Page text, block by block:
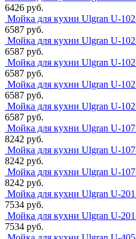
6426 руб.
Мойка для кухни Ulgran U-
6587 руб.
Мойка для кухни Ulgran U-
6587 руб.
Мойка для кухни Ulgran U-
6587 руб.
Мойка для кухни Ulgran U-
6587 руб.
Мойка для кухни Ulgran U-
6587 руб.
Мойка для кухни Ulgran U-
8242 руб.
Мойка для кухни Ulgran U-
8242 руб.
Мойка для кухни Ulgran U-
8242 руб.
Мойка для кухни Ulgran U-
7534 руб.
Мойка для кухни Ulgran U-
7534 руб.